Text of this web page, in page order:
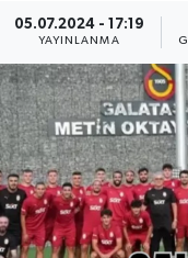
05.07.2024 - 17:19
YAYINLANMA
KÜLTÜR -
MAGAZİN
ÖZEL HABER